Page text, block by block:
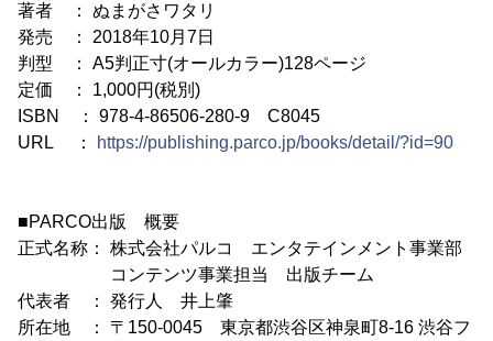
著者 ： ぬまがさワタリ
発売 ： 2018年10月7日
判型 ： A5判正寸(オールカラー)128ページ
定価 ： 1,000円(税別)
ISBN ： 978-4-86506-280-9 C8045
URL ：
https://publishing.parco.jp/books/detail/?id=90
■PARCO出版 概要
正式名称： 株式会社パルコ エンタテインメント事業部
コンテンツ事業担当 出版チーム
代表者 ： 発行人 井上肇
所在地 ： 〒150-0045 東京都渋谷区神泉町8-16 渋谷フ